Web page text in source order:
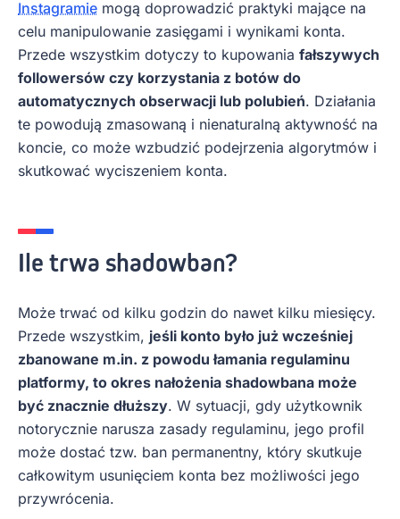
Instagramie mogą doprowadzić praktyki mające na
celu manipulowanie zasięgami i wynikami konta.
Przede wszystkim dotyczy to kupowania fałszywych
followersów czy korzystania z botów do
automatycznych obserwacji lub polubień. Działania
te powodują zmasowaną i nienaturalną aktywność na
koncie, co może wzbudzić podejrzenia algorytmów i
skutkować wyciszeniem konta.
Ile trwa shadowban?
Może trwać od kilku godzin do nawet kilku miesięcy.
Przede wszystkim, jeśli konto było już wcześniej
zbanowane m.in. z powodu łamania regulaminu
platformy, to okres nałożenia shadowbana może
być znacznie dłuższy. W sytuacji, gdy użytkownik
notorycznie narusza zasady regulaminu, jego profil
może dostać tzw. ban permanentny, który skutkuje
całkowitym usunięciem konta bez możliwości jego
przywrócenia.